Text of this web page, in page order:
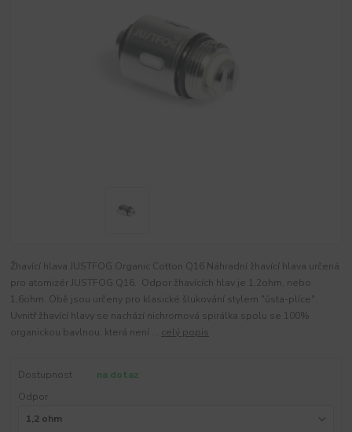
Žhavící hlava JUSTFOG Organic Cotton Q16 Náhradní žhavící hlava určená
pro atomizér JUSTFOG Q16. Odpor žhavících hlav je 1,2ohm, nebo
1,6ohm. Obě jsou určeny pro klasické šlukování stylem "ústa-plíce".
Uvnitř žhavící hlavy se nachází nichromová spirálka spolu se 100%
organickou bavlnou, která není ... celý popis
Dostupnost
na dotaz
Odpor